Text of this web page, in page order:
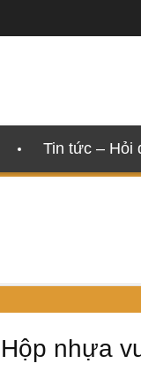
Tin tức – Hỏi
Hộp nhựa